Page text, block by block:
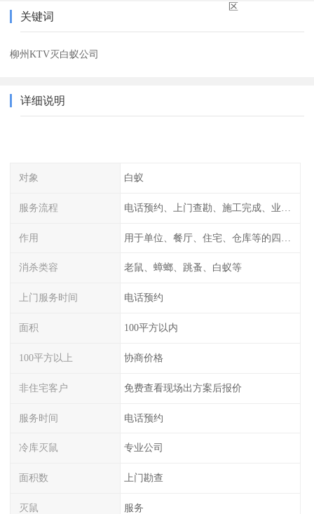
区
关键词
柳州KTV灭白蚁公司
详细说明
对象 白蚁
服务流程
作用
消杀类容 老鼠、蟑螂、跳蚤、白蚁等
上门服务时间 电话预约
面积 100平方以内
100平方以上 协商价格
非住宅客户 免费查看现场出方案后报价
服务时间 电话预约
冷库灭鼠 专业公司
面积数 上门勘查
灭鼠 服务